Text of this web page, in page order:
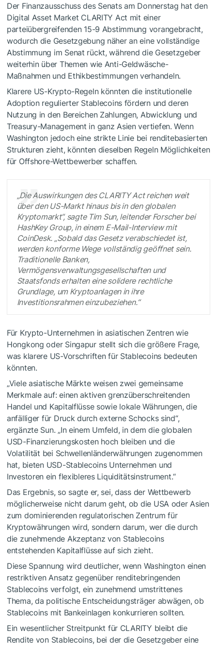
Der Finanzausschuss des Senats am Donnerstag hat den
Digital Asset Market CLARITY Act mit einer
parteiübergreifenden 15-9 Abstimmung vorangebracht,
wodurch die Gesetzgebung näher an eine vollständige
Abstimmung im Senat rückt, während die Gesetzgeber
weiterhin über Themen wie Anti-Geldwäsche-
Maßnahmen und Ethikbestimmungen verhandeln.
Klarere US-Krypto-Regeln könnten die institutionelle
Adoption regulierter Stablecoins fördern und deren
Nutzung in den Bereichen Zahlungen, Abwicklung und
Treasury-Management in ganz Asien vertiefen. Wenn
Washington jedoch eine strikte Linie bei renditebasierten
Strukturen zieht, könnten dieselben Regeln Möglichkeiten
für Offshore-Wettbewerber schaffen.
„Die Auswirkungen des CLARITY Act reichen weit
über den US-Markt hinaus bis in den globalen
Kryptomarkt“, sagte Tim Sun, leitender Forscher bei
HashKey Group, in einem E-Mail-Interview mit
CoinDesk. „Sobald das Gesetz verabschiedet ist,
werden konforme Wege vollständig geöffnet sein.
Traditionelle Banken,
Vermögensverwaltungsgesellschaften und
Staatsfonds erhalten eine solidere rechtliche
Grundlage, um Kryptoanlagen in ihre
Investitionsrahmen einzubeziehen.“
Für Krypto-Unternehmen in asiatischen Zentren wie
Hongkong oder Singapur stellt sich die größere Frage,
was klarere US-Vorschriften für Stablecoins bedeuten
könnten.
„Viele asiatische Märkte weisen zwei gemeinsame
Merkmale auf: einen aktiven grenzüberschreitenden
Handel und Kapitalflüsse sowie lokale Währungen, die
anfälliger für Druck durch externe Schocks sind“,
ergänzte Sun. „In einem Umfeld, in dem die globalen
USD-Finanzierungskosten hoch bleiben und die
Volatilität bei Schwellenländerwährungen zugenommen
hat, bieten USD-Stablecoins Unternehmen und
Investoren ein flexibleres Liquiditätsinstrument.“
Das Ergebnis, so sagte er, sei, dass der Wettbewerb
möglicherweise nicht darum geht, ob die USA oder Asien
zum dominierenden regulatorischen Zentrum für
Kryptowährungen wird, sondern darum, wer die durch
die zunehmende Akzeptanz von Stablecoins
entstehenden Kapitalflüsse auf sich zieht.
Diese Spannung wird deutlicher, wenn Washington einen
restriktiven Ansatz gegenüber renditebringenden
Stablecoins verfolgt, ein zunehmend umstrittenes
Thema, da politische Entscheidungsträger abwägen, ob
Stablecoins mit Bankeinlagen konkurrieren sollten.
Ein wesentlicher Streitpunkt für CLARITY bleibt die
Rendite von Stablecoins, bei der die Gesetzgeber eine